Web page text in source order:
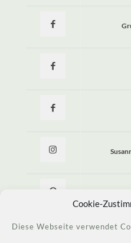
Cookie-
Diese Webseite verwendet